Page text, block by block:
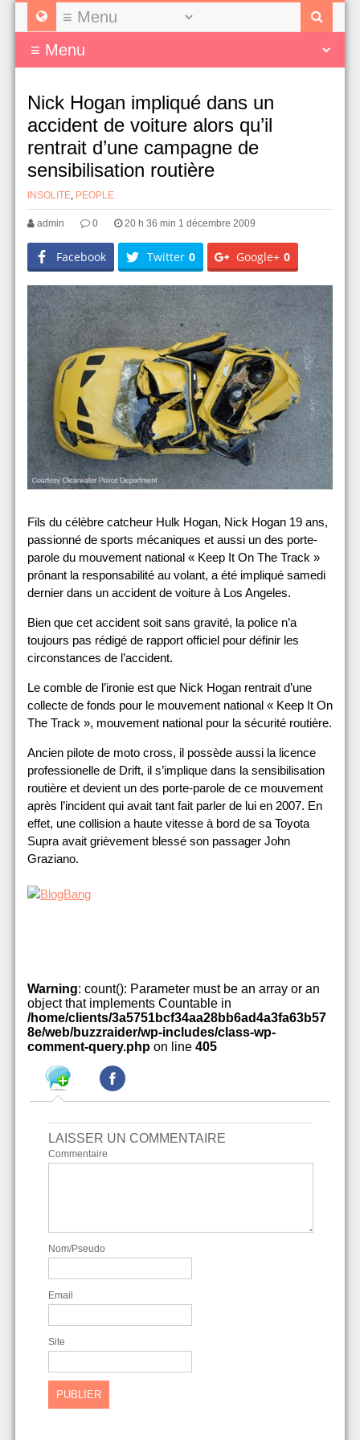
Nick Hogan impliqué dans un
accident de voiture alors qu’il
rentrait d’une campagne de
sensibilisation routière
INSOLITE, PEOPLE
admin 0 20 h 36 min 1 décembre 2009
Facebook Twitter 0 Google+ 0
Fils du célèbre catcheur Hulk Hogan, Nick Hogan 19 ans,
passionné de sports mécaniques et aussi un des porte-
parole du mouvement national « Keep It On The Track »
prônant la responsabilité au volant, a été impliqué samedi
dernier dans un accident de voiture à Los Angeles.
Bien que cet accident soit sans gravité, la police n’a
toujours pas rédigé de rapport officiel pour définir les
circonstances de l’accident.
Le comble de l’ironie est que Nick Hogan rentrait d’une
collecte de fonds pour le mouvement national « Keep It On
The Track », mouvement national pour la sécurité routière.
Ancien pilote de moto cross, il possède aussi la licence
professionelle de Drift, il s’implique dans la sensibilisation
routière et devient un des porte-parole de ce mouvement
après l’incident qui avait tant fait parler de lui en 2007. En
effet, une collision a haute vitesse à bord de sa Toyota
Supra avait grièvement blessé son passager John
Graziano.
Warning: count(): Parameter must be an array or an
object that implements Countable in
/home/clients/3a5751bcf34aa28bb6ad4a3fa63b57
8e/web/buzzraider/wp-includes/class-wp-
comment-query.php on line 405
LAISSER UN COMMENTAIRE
Commentaire
Nom/Pseudo
Email
Site